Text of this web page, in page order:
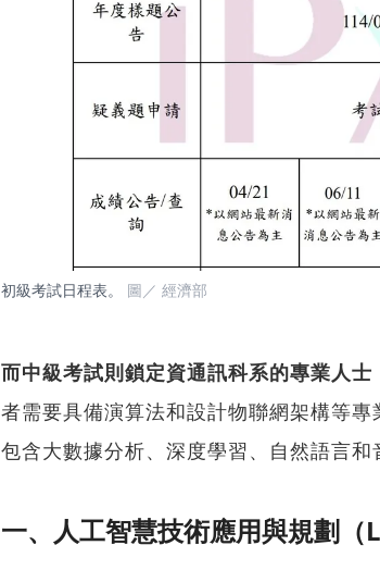
初級考試日程表。 圖／ 經濟部
而中級考試則鎖定資通訊科系的專業人士
者需要具備演算法和設計物聯網架構等
包含大數據分析、深度學習、自然語言
一、人工智慧技術應用與規劃（